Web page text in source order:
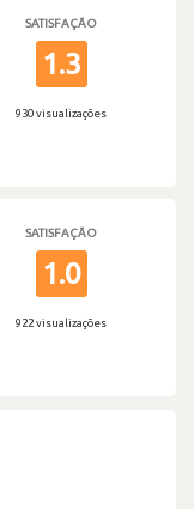
SATISFAÇÃO
1.3
930 visualizações
SATISFAÇÃO
1.0
922 visualizações